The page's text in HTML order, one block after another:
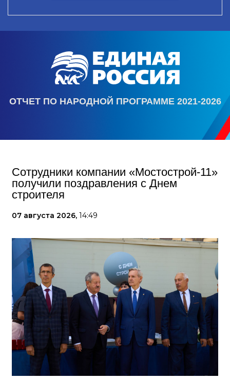
ОТЧЕТ ПО НАРОДНОЙ ПРОГРАММЕ 2021-2026
Сотрудники компании «Мостострой-11»
получили поздравления с Днем
строителя
07 августа 2026, 14:49